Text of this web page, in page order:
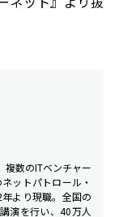
複数のITベンチャー
ットパトロール・
より現職。全国の
演を行い、40万人